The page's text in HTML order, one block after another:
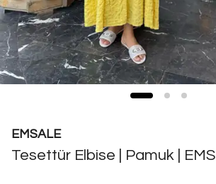
EMSALE
Tesettür Elbise | Pamuk | EMS